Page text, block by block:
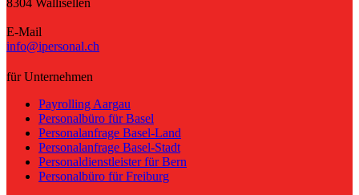
E-Mail
info@ipersonal.ch
für Unternehmen
Payrolling Aargau
Personalbüro für Basel
Personalanfrage Basel-Land
Personalanfrage Basel-Stadt
Personaldienstleister für Bern
Personalbüro für Freiburg